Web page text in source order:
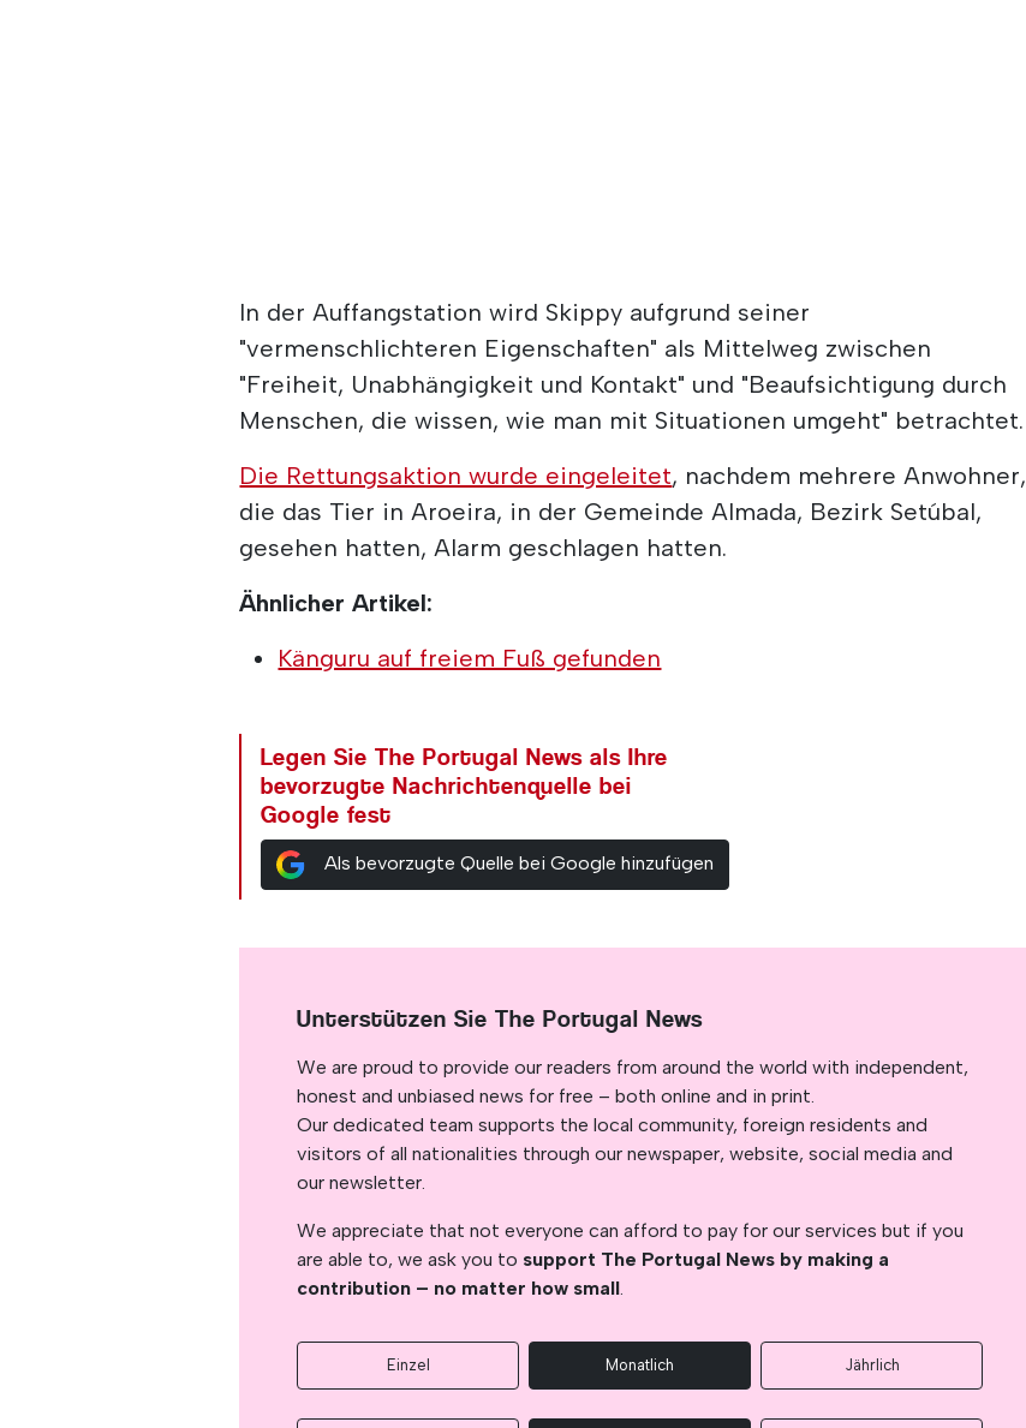
In der Auffangstation wird Skippy aufgrund seiner
"vermenschlichteren Eigenschaften" als Mittelweg zwischen
"Freiheit, Unabhängigkeit und Kontakt" und "Beaufsichtigung durch
Menschen, die wissen, wie man mit Situationen umgeht" betrachtet.
Die Rettungsaktion wurde eingeleitet, nachdem mehrere Anwohner,
die das Tier in Aroeira, in der Gemeinde Almada, Bezirk Setúbal,
gesehen hatten, Alarm geschlagen hatten.
Ähnlicher Artikel:
Känguru auf freiem Fuß gefunden
Legen Sie The Portugal News als Ihre
bevorzugte Nachrichtenquelle bei
Google fest
Als bevorzugte Quelle bei Google hinzufügen
Unterstützen Sie The Portugal News
We are proud to provide our readers from around the world with independent,
honest and unbiased news for free – both online and in print.
Our dedicated team supports the local community, foreign residents and
visitors of all nationalities through our newspaper, website, social media and
our newsletter.
We appreciate that not everyone can afford to pay for our services but if you
are able to, we ask you to support The Portugal News by making a
contribution – no matter how small.
Einzel Monatlich Jährlich